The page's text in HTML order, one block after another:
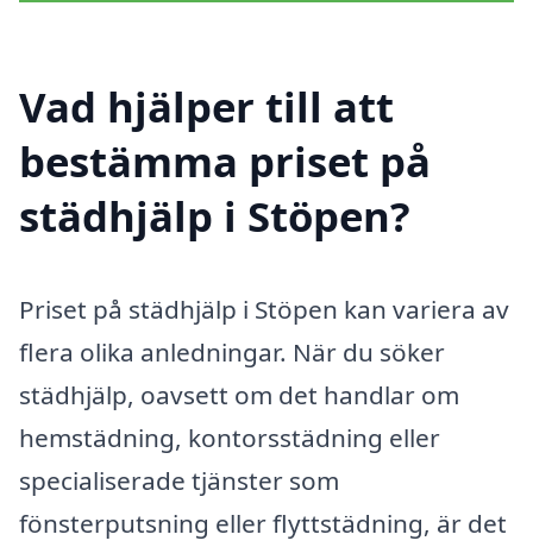
Vad hjälper till att
bestämma priset på
städhjälp i Stöpen?
Priset på städhjälp i Stöpen kan variera av
flera olika anledningar. När du söker
städhjälp, oavsett om det handlar om
hemstädning, kontorsstädning eller
specialiserade tjänster som
fönsterputsning eller flyttstädning, är det